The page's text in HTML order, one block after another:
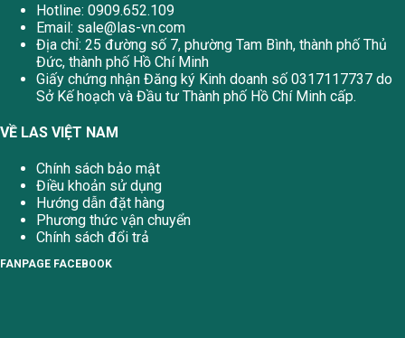
Hotline: 0909.652.109
Email: sale@las-vn.com
Địa chỉ: 25 đường số 7, phường Tam Bình, thành phố Thủ
Đức, thành phố Hồ Chí Minh
Giấy chứng nhận Đăng ký Kinh doanh số 0317117737 do
Sở Kế hoạch và Đầu tư Thành phố Hồ Chí Minh cấp.
VỀ LAS VIỆT NAM
Chính sách bảo mật
Điều khoản sử dụng
Hướng dẫn đặt hàng
Phương thức vận chuyển
Chính sách đổi trả
FANPAGE FACEBOOK